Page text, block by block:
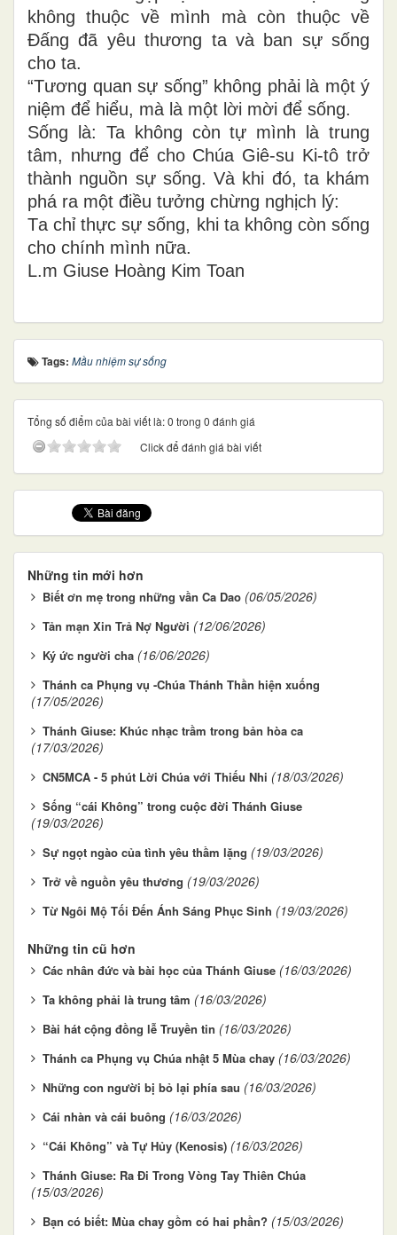
không thuộc về mình mà còn thuộc về
Đấng đã yêuthương ta và ban sự sống
cho ta.
“Tương quan sự sống” không phải là một ý
niệm để hiểu, mà là một lời mời để sống.
Sống là: Ta
không còn tự mình là trung
tâm, nhưng để cho Chúa Giê-su Ki-tô trở
thành nguồn sự sống. Và khi đó, ta khám
phá ra một điều tưởng chừng nghịch lý:
Ta chỉ thực sự sống, khi ta không còn sống
cho chính mình nữa.
L.m Giuse Hoàng Kim Toan
Tags: Mầu nhiệm sự sống
Tổng số điểm của bài viết là: 0 trong 0 đánh giá
Click để đánh giá bài viết
Những tin mới hơn
Biết ơn mẹ trong những vần Ca Dao (06/05/2026)
Tản mạn Xin Trả Nợ Người (12/06/2026)
Ký ức người cha (16/06/2026)
Thánh ca Phụng vụ -Chúa Thánh Thần hiện xuống
(17/05/2026)
Thánh Giuse: Khúc nhạc trầm trong bản hòa ca
(17/03/2026)
CN5MCA - 5 phút Lời Chúa với Thiếu Nhi (18/03/2026)
Sống “cái Không” trong cuộc đời Thánh Giuse
(19/03/2026)
Sự ngọt ngào của tình yêu thầm lặng (19/03/2026)
Trở về nguồn yêu thương (19/03/2026)
Từ Ngôi Mộ Tối Đến Ánh Sáng Phục Sinh (19/03/2026)
Những tin cũ hơn
Các nhân đức và bài học của Thánh Giuse (16/03/2026)
Ta không phải là trung tâm (16/03/2026)
Bài hát cộng đồng lễ Truyền tin (16/03/2026)
Thánh ca Phụng vụ Chúa nhật 5 Mùa chay (16/03/2026)
Những con người bị bỏ lại phía sau (16/03/2026)
Cái nhàn và cái buông (16/03/2026)
“Cái Không” và Tự Hủy (Kenosis) (16/03/2026)
Thánh Giuse: Ra Đi Trong Vòng Tay Thiên Chúa
(15/03/2026)
Bạn có biết: Mùa chay gồm có hai phần? (15/03/2026)